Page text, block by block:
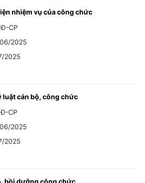
nhiệm vụ của công chức
CP
2025
2025
luật cán bộ, công chức
CP
2025
2025
bồi dưỡng công chức